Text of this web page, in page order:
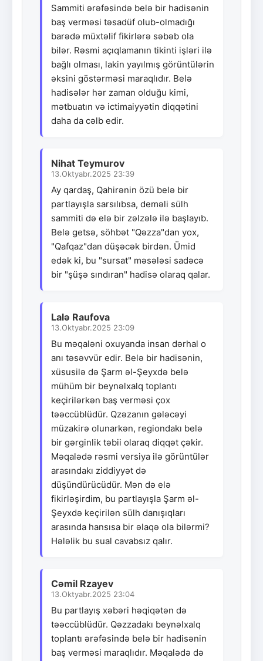
Sammiti ərəfəsində belə bir hadisənin
baş verməsi təsadüf olub-olmadığı
barədə müxtəlif fikirlərə səbəb ola
bilər. Rəsmi açıqlamanın tikinti işləri ilə
bağlı olması, lakin yayılmış görüntülərin
əksini göstərməsi maraqlıdır. Belə
hadisələr hər zaman olduğu kimi,
mətbuatın və ictimaiyyətin diqqətini
daha da cəlb edir.
Nihat Teymurov
13.Oktyabr.2025 23:39
Ay qardaş, Qahirənin özü belə bir
partlayışla sarsılıbsa, deməli sülh
sammiti də elə bir zəlzələ ilə başlayıb.
Belə getsə, söhbət "Qəzza"dan yox,
"Qafqaz"dan düşəcək birdən. Ümid
edək ki, bu "sursat" məsələsi sadəcə
bir "şüşə sındıran" hadisə olaraq qalar.
Lalə Raufova
13.Oktyabr.2025 23:09
Bu məqaləni oxuyanda insan dərhal o
anı təsəvvür edir. Belə bir hadisənin,
xüsusilə də Şarm əl-Şeyxdə belə
mühüm bir beynəlxalq toplantı
keçirilərkən baş verməsi çox
təəccüblüdür. Qzəzanın gələcəyi
müzakirə olunarkən, regiondakı belə
bir gərginlik təbii olaraq diqqət çəkir.
Məqalədə rəsmi versiya ilə görüntülər
arasındakı ziddiyyət də
düşündürücüdür. Mən də elə
fikirləşirdim, bu partlayışla Şarm əl-
Şeyxdə keçirilən sülh danışıqları
arasında hansısa bir əlaqə ola bilərmi?
Hələlik bu sual cavabsız qalır.
Cəmil Rzayev
13.Oktyabr.2025 23:04
Bu partlayış xəbəri həqiqətən də
təəccüblüdür. Qəzzadakı beynəlxalq
toplantı ərəfəsində belə bir hadisənin
baş verməsi maraqlıdır. Məqalədə də